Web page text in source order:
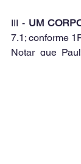
III - UM
7.1; conforme
Notar que